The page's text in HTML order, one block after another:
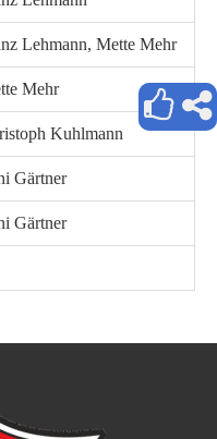
Lehmann, Mette Mehr
Mehr
Kuhlmann
Gärtner
Gärtner